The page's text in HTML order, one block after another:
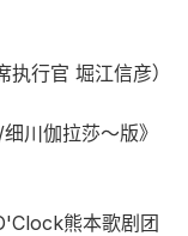
执行官 堀江信彦）
川伽拉莎～版》
熊本歌剧团